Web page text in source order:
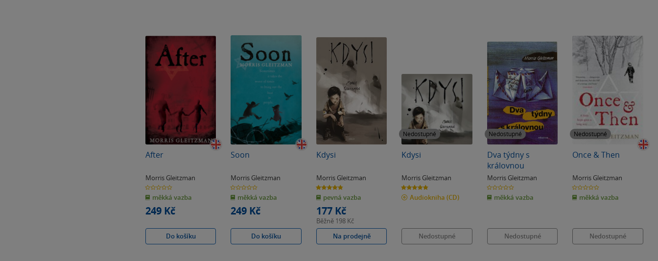
After
Morris Gleitzman
0.0
z
5
hvězdiček
měkká vazba
249 Kč
Do košíku
Soon
Morris Gleitzman
0.0
z
5
hvězdiček
měkká vazba
249 Kč
Do košíku
Kdysi
Morris Gleitzman
4.8
z
5
hvězdiček
pevná vazba
177 Kč
Běžně 198 Kč
Na prodejně
Nedostupné
Kdysi
Morris Gleitzman
4.8
z
5
hvězdiček
Audiokniha(CD)
Nedostupné
Nedostupné
Dva týdny s
královnou
Morris Gleitzman
0.0
z
5
hvězdiček
měkká vazba
Nedostupné
Nedostupné
Once & Then
Morris Gleitzman
0.0
z
5
hvězdiček
měkká vazba
Nedostupné